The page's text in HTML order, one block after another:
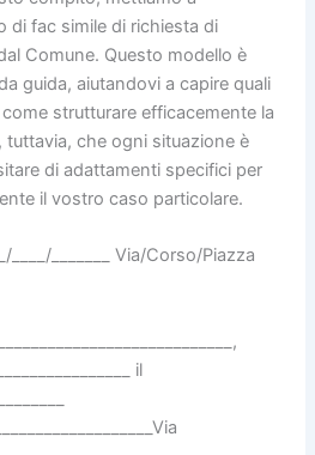
di fac simile di richiesta di
Comune. Questo modello è
guida, aiutandovi a capire quali
strutturare efficacemente la
tuttavia, che ogni situazione è
di adattamenti specifici per
il vostro caso particolare.
_______ Via/Corso/Piazza
il